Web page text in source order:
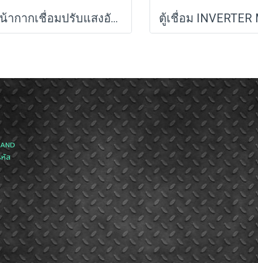
หน้ากากเชื่อมปรับแสงอัตโนมัติ PTT-WH90A PUMPKIN (17901)
ส